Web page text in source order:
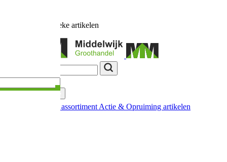
unieke artikelen
Nieuw in ons assortiment Actie & Opruiming artikelen